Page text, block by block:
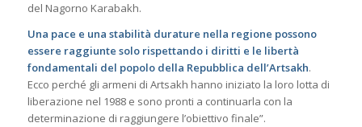
del Nagorno Karabakh.
Una pace e una stabilità durature nella regione possono
essere raggiunte solo rispettando i diritti e le libertà
fondamentali del popolo della Repubblica dell’Artsakh.
Ecco perché gli armeni di Artsakh hanno iniziato la loro lotta di
liberazione nel 1988 e sono pronti a continuarla con la
determinazione di raggiungere l’obiettivo finale”.